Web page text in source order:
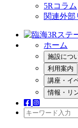
5Rコラム
関連外部
ホーム
施設につ
利用案内
講座・イ
情報・リ